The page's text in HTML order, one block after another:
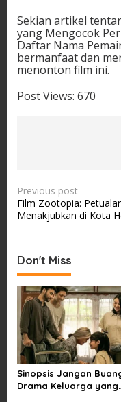
Sekian artikel
yang Mengocok
Daftar Nama
bermanfaat dan
menonton film ini.
Post Views: 670
P
o
n
a
v
i
g
a
t
Previous post
Film Zootopia:
Menakjubkan di Kota
Don't Miss
Sinopsis Jangan
Drama Keluarga yang